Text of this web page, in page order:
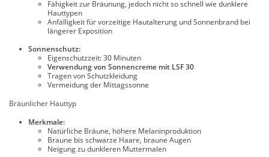
Fähigkeit zur Bräunung, jedoch nicht so schnell wie dunklere
Hauttypen
Anfälligkeit für vorzeitige Hautalterung und Sonnenbrand bei
längerer Exposition
Sonnenschutz:
Eigenschutzzeit: 30 Minuten
Verwendung von Sonnencreme mit LSF 30
Tragen von Schutzkleidung
Vermeidung der Mittagssonne
Bräunlicher Hauttyp
Merkmale:
Natürliche Bräune, höhere Melaninproduktion
Braune bis schwarze Haare, braune Augen
Neigung zu dunkleren Muttermalen